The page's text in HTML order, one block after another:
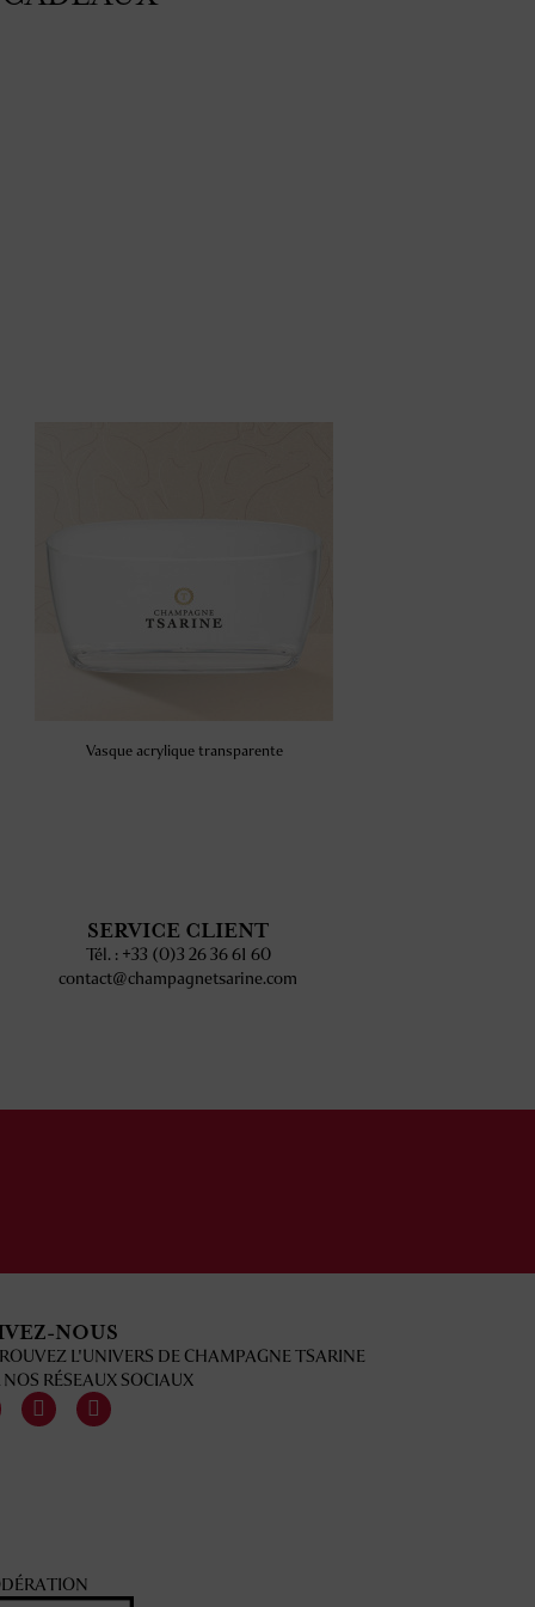
Vasque acrylique transparente
SERVICE CLIENT
Tél. : +33 (0)3 26 36 61 60
contact@champagnetsarine.com
NOUS
L'UNIVERS DE CHAMPAGNE TSARINE
NOS RÉSEAUX SOCIAUX